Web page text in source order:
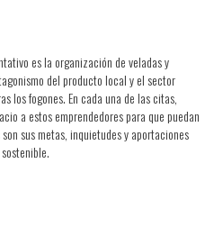
es la organización de veladas y
del producto local y el sector
los fogones. En cada una de las citas,
a estos emprendedores para que puedan
sus metas, inquietudes y aportaciones